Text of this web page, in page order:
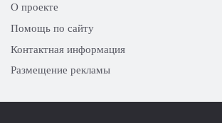
О проекте
Помощь по сайту
Контактная информация
Размещение рекламы